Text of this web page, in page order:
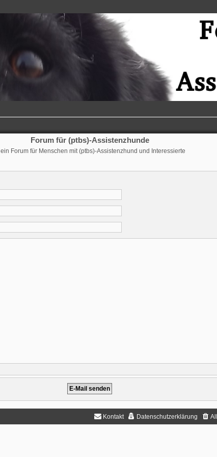
Forum für (ptbs)-Assistenzhunde
ein Forum für Menschen mit (ptbs)-Assistenzhund und Interessierte
Datenschutzerklärung
Kontakt